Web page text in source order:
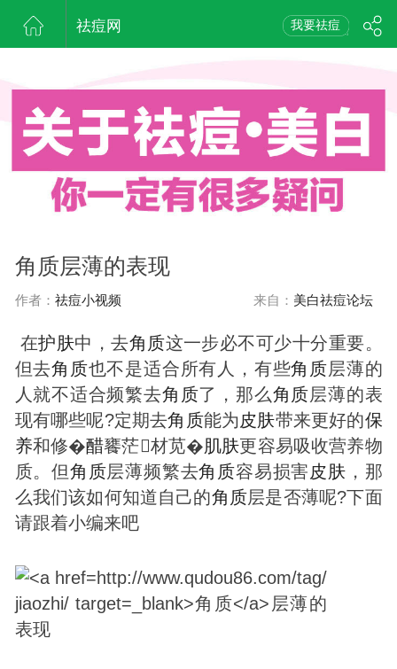
祛痘网 我要祛痘
角质层薄的表现
作者： 祛痘小视频 来自： 美白祛痘论坛
在护肤中，去角质这一步必不可少十分重要。
但去角质也不是适合所有人，有些角质层薄的
人就不适合频繁去角质了，那么角质层薄的表
现有哪些呢?定期去角质能为皮肤带来更好的保
养和修�醋饔茫材苋�肌肤更容易吸收营养物
质。但角质层薄频繁去角质容易损害 皮肤 ，那
么我们该如何知道自己的角质层是否薄呢?下面
请跟着小编来吧